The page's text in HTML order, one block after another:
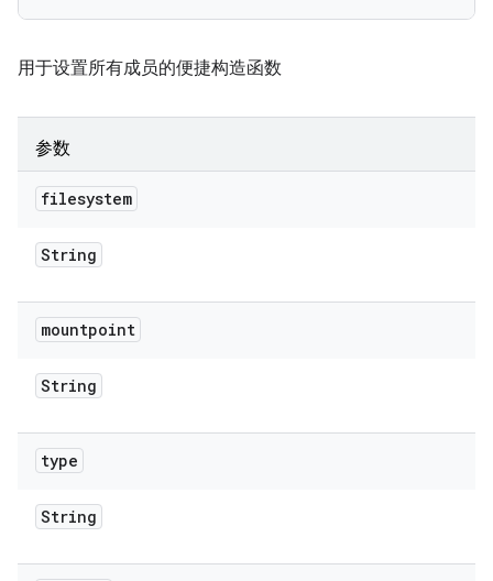
用于设置所有成员的便捷构造函数
参数
filesystem
String
mountpoint
String
type
String